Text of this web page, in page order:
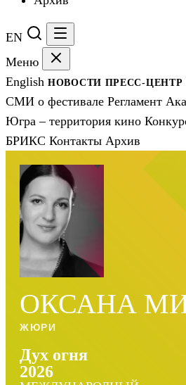
EN
Меню
English НОВОСТИ ПРЕСС-ЦЕНТР
СМИ о фестивале Регламент
Югра – территория кино
БРИКС Контакты Архив
ОКСАНА
ЖЮРИ
Дух огня
2026